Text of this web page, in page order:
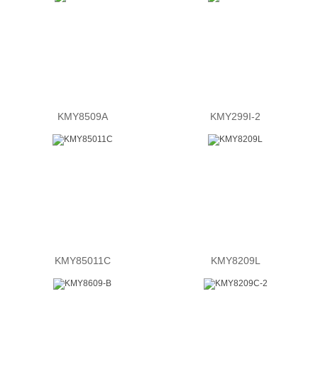
KMY8509A KMY299I-2
KMY85011C KMY8209L